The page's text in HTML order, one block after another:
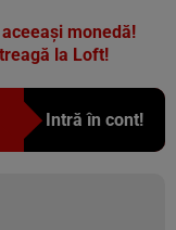
monedă!
la Loft!
Intră în cont!